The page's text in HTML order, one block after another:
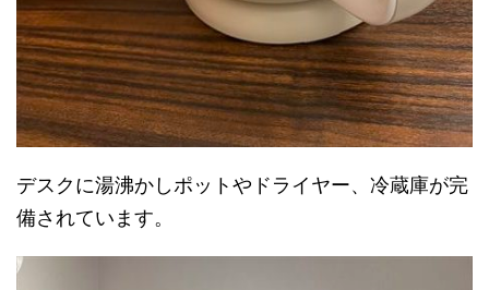
デスクに湯沸かしポットやドライヤー、冷蔵庫が完
備されています。